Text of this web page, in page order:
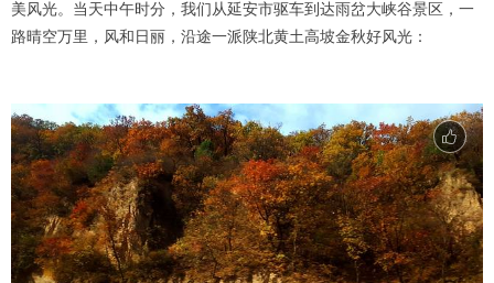
美风光。当天中午时分，我们从延安市驱车到达雨岔大峡谷景区，一
路晴空万里，风和日丽，沿途一派陕北黄土高坡金秋好风光：